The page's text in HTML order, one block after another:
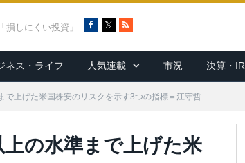
損しにくい投資」
c
e
b
o
R
S
ネス・ライフ 人気連載 市況 決算・IR
で上げた米国株安のリスクを示す3つの指標＝江守哲
の水準まで上げた米